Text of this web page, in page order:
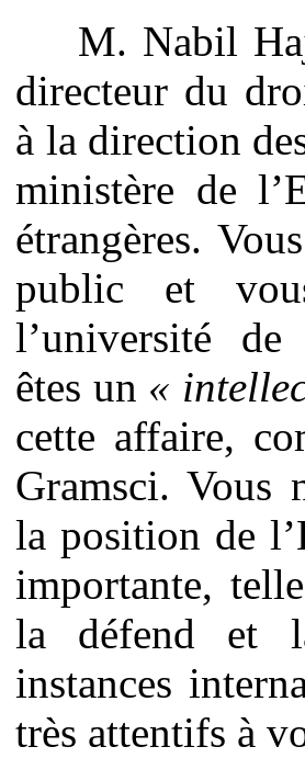
M. Nabil
directeur du
à la direction
ministère de
étrangères.
public et
l’université de
êtes un «
cette affaire,
Gramsci. Vous
la position de
importante,
la défend et
instances
très attentifs à